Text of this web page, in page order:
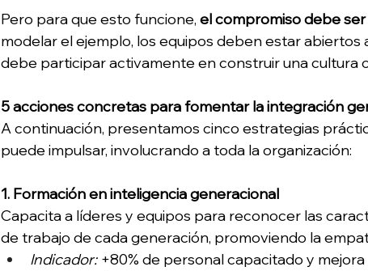
Pero para que esto funcione, el compromiso debe
modelar el ejemplo, los equipos deben estar abiertos
debe participar activamente en construir una cultura
5 acciones concretas para fomentar la integración
A continuación, presentamos cinco estrategias
puede impulsar, involucrando a toda la organización:
1. Formación en inteligencia generacional
Capacita a líderes y equipos para reconocer las
de trabajo de cada generación, promoviendo la
Indicador: +80% de personal capacitado y